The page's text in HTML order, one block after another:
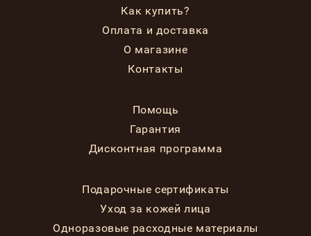
Как купить?
Оплата и доставка
О магазине
Контакты
Помощь
Гарантия
Дисконтная программа
Подарочные сертификаты
Уход за кожей лица
Одноразовые расходные материалы